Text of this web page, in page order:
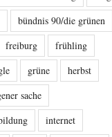
bündnis 90/die grünen
freiburg
frühling
grüne
herbst
sache
internet